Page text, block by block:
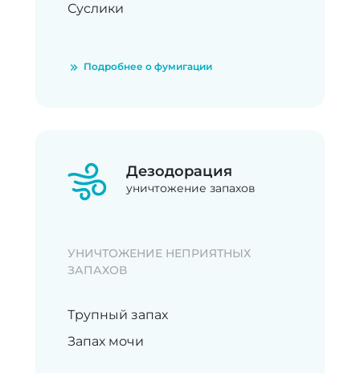
Суслики
Подробнее о фумигации
Дезодорация
уничтожение запахов
УНИЧТОЖЕНИЕ НЕПРИЯТНЫХ
ЗАПАХОВ
Трупный запах
Запах мочи